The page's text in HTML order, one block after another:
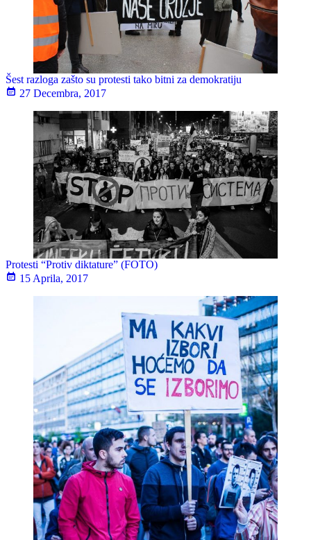
Šest razloga zašto su protesti tako bitni za demokratiju
27 Decembra, 2017
Protesti “Protiv diktature” (FOTO)
15 Aprila, 2017